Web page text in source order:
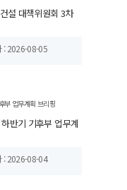
설 대책위원회 3차
: 2026-08-05
반기 기후부 업무계
: 2026-08-04